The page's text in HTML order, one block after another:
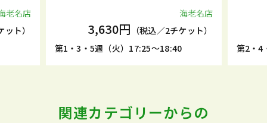
老名店
ト）
海老名店
3,630円 （税込／2チケット）
第1・3・5週（火）17:25～18:40
第2・4
関連カテゴリーからの